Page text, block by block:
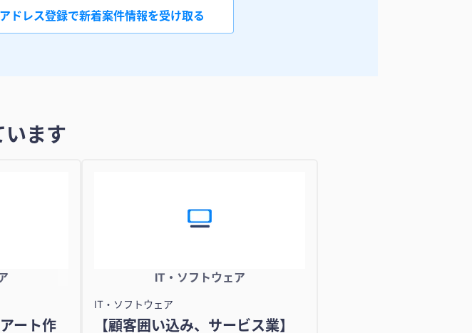
ドレス登録で新着案件情報を受け取る
います
ート作
IT・ソフトウェア
IT・ソフトウェア
【顧客囲い込み、サービス業】